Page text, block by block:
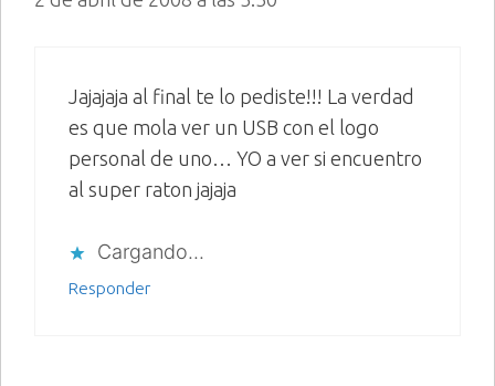
Jajajaja al final te lo pediste!!! La verdad
es que mola ver un USB con el logo
personal de uno… YO a ver si encuentro
al super raton jajaja
Cargando...
Responder